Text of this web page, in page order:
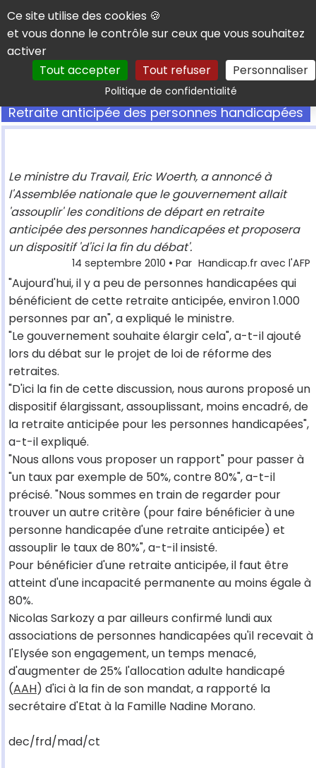
Panneau de gestion des cookies
Ce site utilise des cookies 🍪
et vous donne le contrôle sur ceux que vous souhaitez
activer
Tout accepter
Tout refuser Personnaliser
Politique de confidentialitéRechercher
Retraite anticipée des personnes handicapées
Le ministre du Travail, Eric Woerth, a annoncé à
l'Assemblée nationale que le gouvernement allait
'assouplir' les conditions de départ en retraite
anticipée des personnes handicapées et proposera
un dispositif 'd'ici la fin du débat'.
14 septembre 2010 • Par Handicap.fr avec l'AFP
"Aujourd'hui, il y a peu de personnes handicapées qui
bénéficient de cette retraite anticipée, environ 1.000
personnes par an", a expliqué le ministre.
"Le gouvernement souhaite élargir cela", a-t-il ajouté
lors du débat sur le projet de loi de réforme des
retraites.
"D'ici la fin de cette discussion, nous aurons proposé un
dispositif élargissant, assouplissant, moins encadré, de
la retraite anticipée pour les personnes handicapées",
a-t-il expliqué.
"Nous allons vous proposer un rapport" pour passer à
"un taux par exemple de 50%, contre 80%", a-t-il
précisé. "Nous sommes en train de regarder pour
trouver un autre critère (pour faire bénéficier à une
personne handicapée d'une retraite anticipée) et
assouplir le taux de 80%", a-t-il insisté.
Pour bénéficier d'une retraite anticipée, il faut être
atteint d'une incapacité permanente au moins égale à
80%.
Nicolas Sarkozy a par ailleurs confirmé lundi aux
associations de personnes handicapées qu'il recevait à
l'Elysée son engagement, un temps menacé,
d'augmenter de 25% l'allocation adulte handicapé
(AAH) d'ici à la fin de son mandat, a rapporté la
secrétaire d'Etat à la Famille Nadine Morano.
dec/frd/mad/ct